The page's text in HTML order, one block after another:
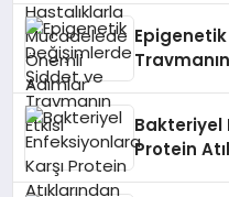
Bakteriyel
Protein